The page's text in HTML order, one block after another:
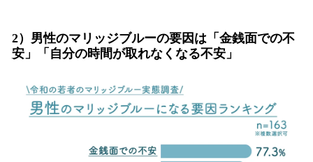
2）男性のマリッジブルーの要因は「金銭面での不
安」「自分の時間が取れなくなる不安」